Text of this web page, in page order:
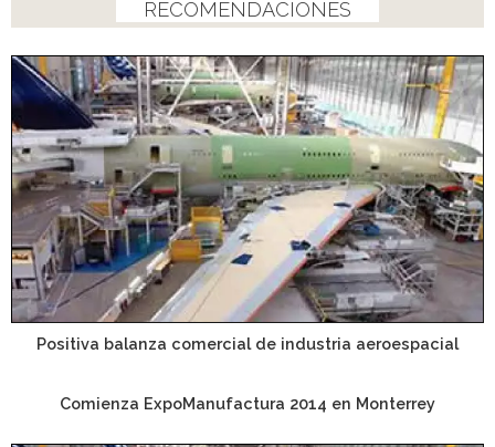
RECOMENDACIONES
Positiva balanza comercial de industria aeroespacial
Comienza ExpoManufactura 2014 en Monterrey